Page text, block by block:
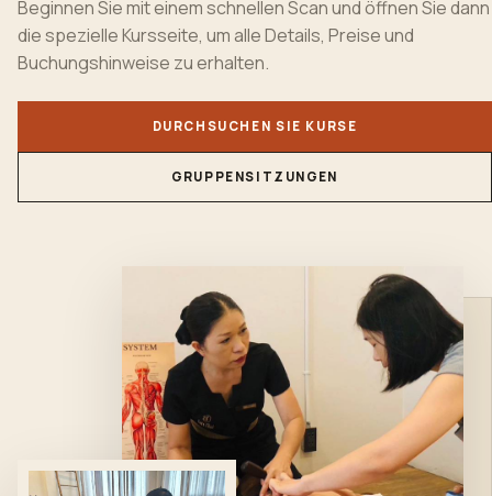
Beginnen Sie mit einem schnellen Scan und öffnen Sie dann
die spezielle Kursseite, um alle Details, Preise und
Buchungshinweise zu erhalten.
DURCHSUCHEN SIE KURSE
GRUPPENSITZUNGEN